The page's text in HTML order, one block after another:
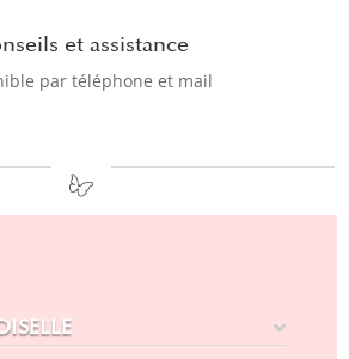
et assistance
par téléphone et mail